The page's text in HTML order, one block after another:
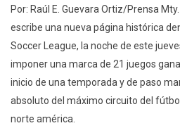
Por: Raúl E. Guevara Ortiz/Prensa
escribe una nueva página histórica
Soccer League, la noche de este
imponer una marca de 21 juegos
inicio de una temporada y de paso
absoluto del máximo circuito del
norte américa.